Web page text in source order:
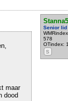
Senior lid
578
OTindex:
S
maar
dood